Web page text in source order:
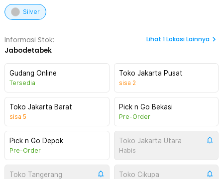
Silver
Informasi Stok:
Jabodetabek
Lihat 1Lokasi Lainnya
Gudang Online
Tersedia
Toko Jakarta Pusat
sisa 2
Toko Jakarta Barat
sisa 5
Pick n Go Bekasi
Pre-Order
Pick n Go Depok
Pre-Order
Toko Jakarta Utara
Habis
Toko Tangerang Toko Cikupa